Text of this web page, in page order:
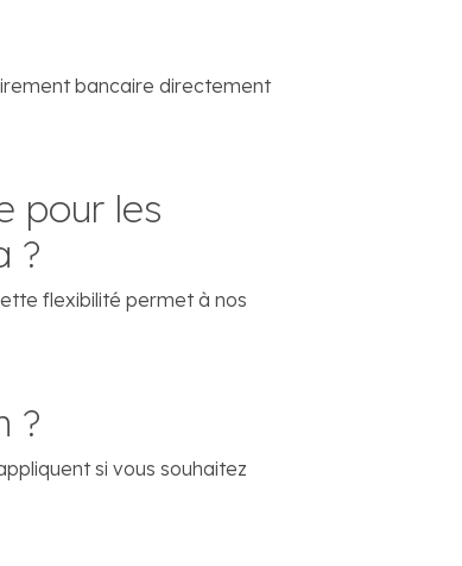
bancaire directement
pour les
?
flexibilité permet à nos
?
si vous souhaitez